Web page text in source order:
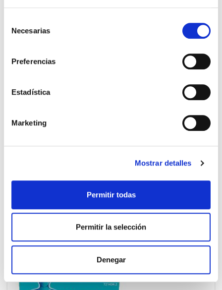
Necesarias
Preferencias
Estadística
Marketing
Mostrar detalles
Permitir todas
Permitir la selección
Denegar